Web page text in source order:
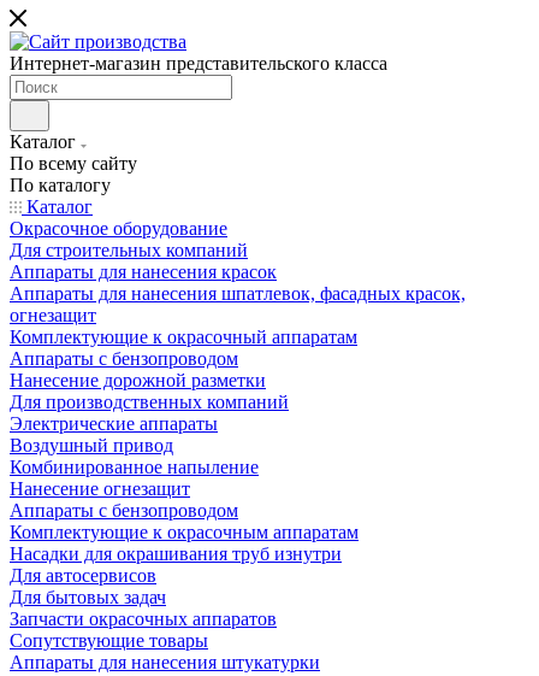
Интернет-магазин представительского класса
Каталог
По всему сайту
По каталогу
Каталог
Окрасочное оборудование
Для строительных компаний
Аппараты для нанесения красок
Аппараты для нанесения шпатлевок, фасадных красок,
огнезащит
Комплектующие к окрасочный аппаратам
Аппараты с бензопроводом
Нанесение дорожной разметки
Для производственных компаний
Электрические аппараты
Воздушный привод
Комбинированное напыление
Нанесение огнезащит
Аппараты с бензопроводом
Комплектующие к окрасочным аппаратам
Насадки для окрашивания труб изнутри
Для автосервисов
Для бытовых задач
Запчасти окрасочных аппаратов
Сопутствующие товары
Аппараты для нанесения штукатурки